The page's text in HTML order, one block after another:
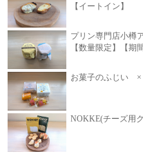
【イートイン】
プリン専門店小樽
【数量限定】【期
お菓子のふじい
NOKKE(チーズ用